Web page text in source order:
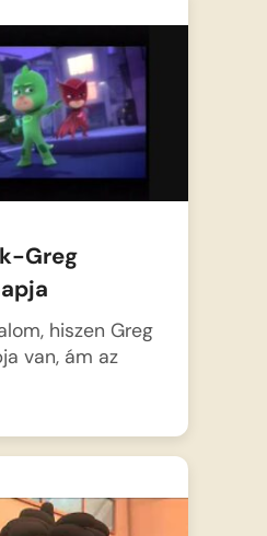
Greg
hiszen Greg
van, ám az